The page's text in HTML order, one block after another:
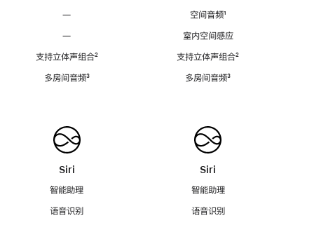
—
—
支持立体声组合脚
²
多房间音频脚
³
Siri
智能助理
语音识别
空间音频脚
¹
室内空间感应
支持立体声组合脚
²
多房间音频脚
³
Siri
智能助理
语音识别